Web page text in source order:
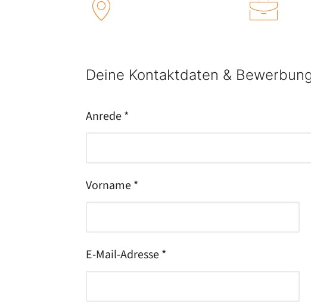
Deine Kontaktdaten &
Anrede *
Vorname *
E-Mail-Adresse *